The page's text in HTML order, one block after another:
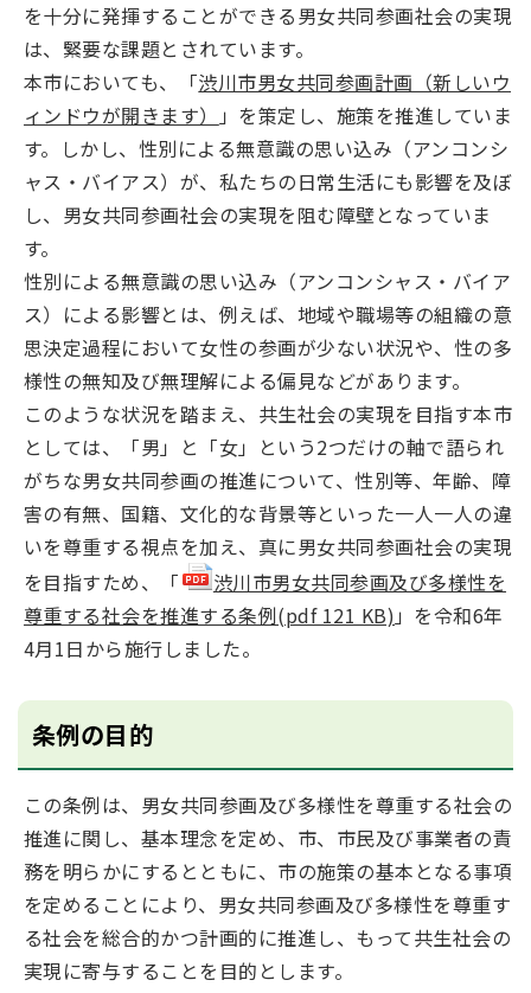
を十分に発揮することができる男女共同参画社会の実現
は、緊要な課題とされています。
本市においても、「渋川市男女共同参画計画（新しいウ
ィンドウが開きます）
」を策定し、施策を推進していま
す。しかし、性別による無意識の思い込み（アンコンシ
ャス・バイアス）が、私たちの日常生活にも影響を及ぼ
し、男女共同参画社会の実現を阻む障壁となっていま
す。
性別による無意識の思い込み（アンコンシャス・バイア
ス）による影響とは、例えば、地域や職場等の組織の意
思決定過程において女性の参画が少ない状況や、性の多
様性の無知及び無理解による偏見などがあります。
このような状況を踏まえ、共生社会の実現を目指す本市
としては、「男」と「女」という2つだけの軸で語られ
がちな男女共同参画の推進について、性別等、年齢、障
害の有無、国籍、文化的な背景等といった一人一人の違
いを尊重する視点を加え、真に男女共同参画社会の実現
を目指すため、「
渋川市男女共同参画及び多様性を
尊重する社会を推進する条例(pdf 121 KB) 」を令和6年
4月1日から施行しました。
条例の目的
この条例は、男女共同参画及び多様性を尊重する社会の
推進に関し、基本理念を定め、市、市民及び事業者の責
務を明らかにするとともに、市の施策の基本となる事項
を定めることにより、男女共同参画及び多様性を尊重す
る社会を総合的かつ計画的に推進し、もって共生社会の
実現に寄与することを目的とします。